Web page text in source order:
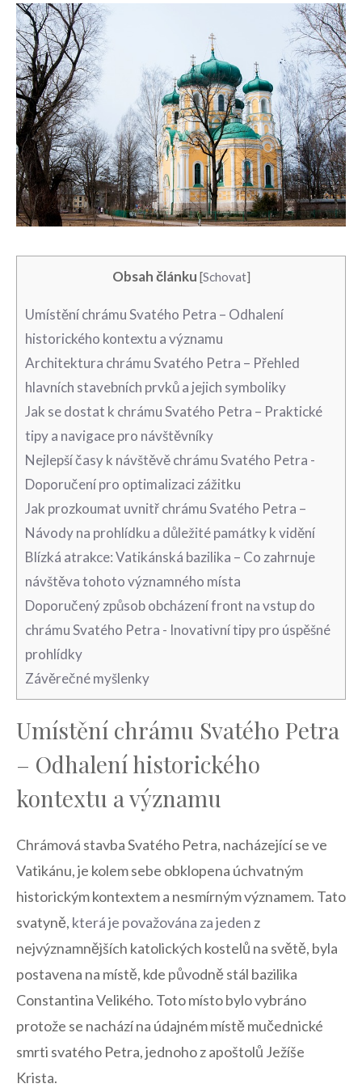
Obsah článku [Schovat]
Umístění chrámu Svatého Petra – Odhalení
historického kontextu a významu
Architektura chrámu Svatého‍ Petra – Přehled
hlavních stavebních‍ prvků a jejich symboliky
Jak se dostat k chrámu Svatého Petra – ​Praktické
tipy a navigace‍ pro návštěvníky
Nejlepší ‌časy k návštěvě chrámu Svatého Petra ⁢-
Doporučení pro optimalizaci zážitku
Jak⁤ prozkoumat uvnitř chrámu Svatého Petra – ​
Návody na‍ prohlídku a důležité památky k vidění
Blízká atrakce: Vatikánská⁣ bazilika – Co⁣ zahrnuje
návštěva tohoto významného ⁢místa
Doporučený⁣ způsob ⁣obcházení front na vstup do
chrámu Svatého Petra ‌-⁤ Inovativní tipy‍ pro ‌úspěšné
prohlídky
Závěrečné ⁤myšlenky
Umístění chrámu Svatého Petra
– Odhalení historického
kontextu a významu
Chrámová stavba Svatého Petra, nacházející se ve
‌Vatikánu, je kolem sebe obklopena‍ úchvatným
historickým kontextem ​a‌ nesmírným‍ významem. Tato
svatyně,⁤ která‍ je považována za jedenz
⁣nejvýznamnějších katolických⁤ kostelů na‍ světě, byla
postavena ⁣na místě, kde původně stál bazilika
⁢Constantina Velikého. Toto⁢ místo ‍bylo vybráno
protože ​se nachází na údajném ‌místě mučednické ​
smrti svatého‌ Petra, jednoho z apoštolů Ježíše
Krista.